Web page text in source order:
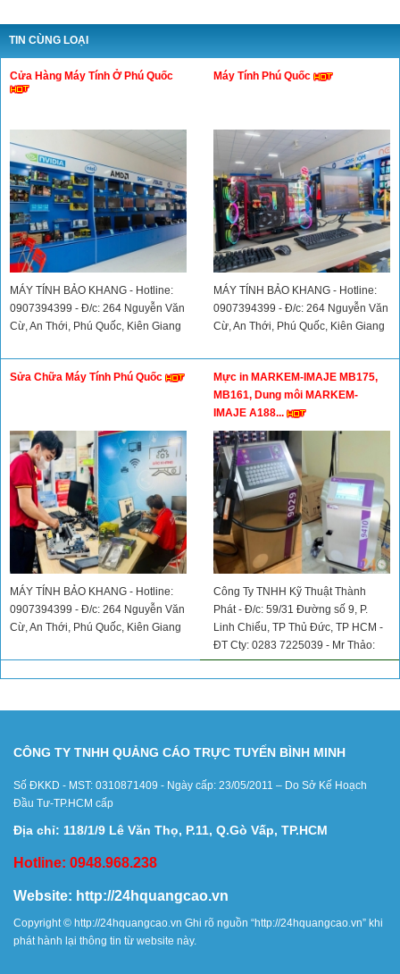
TIN CÙNG LOẠI
Cửa Hàng Máy Tính Ở Phú Quốc
MÁY TÍNH BẢO KHANG - Hotline:
0907394399 - Đ/c: 264 Nguyễn Văn
Cừ, An Thới, Phú Quốc, Kiên Giang
Máy Tính Phú Quốc
MÁY TÍNH BẢO KHANG - Hotline:
0907394399 - Đ/c: 264 Nguyễn Văn
Cừ, An Thới, Phú Quốc, Kiên Giang
Sửa Chữa Máy Tính Phú Quốc
MÁY TÍNH BẢO KHANG - Hotline:
0907394399 - Đ/c: 264 Nguyễn Văn
Cừ, An Thới, Phú Quốc, Kiên Giang
Mực in MARKEM-IMAJE MB175,
MB161, Dung môi MARKEM-
IMAJE A188...
Công Ty TNHH Kỹ Thuật Thành
Phát - Đ/c: 59/31 Đường số 9, P.
Linh Chiểu, TP Thủ Đức, TP HCM -
ĐT Cty: 0283 7225039 - Mr Thảo:
0913968634
CÔNG TY TNHH QUẢNG CÁO TRỰC TUYẾN BÌNH MINH
Số ĐKKD - MST: 0310871409 - Ngày cấp: 23/05/2011 – Do Sở Kế Hoạch
Đầu Tư-TP.HCM cấp
Địa chỉ: 118/1/9 Lê Văn Thọ, P.11, Q.Gò Vấp, TP.HCM
Hotline: 0948.968.238
Website: http://24hquangcao.vn
Copyright © http://24hquangcao.vn Ghi rõ nguồn “http://24hquangcao.vn” khi
phát hành lại thông tin từ website này.